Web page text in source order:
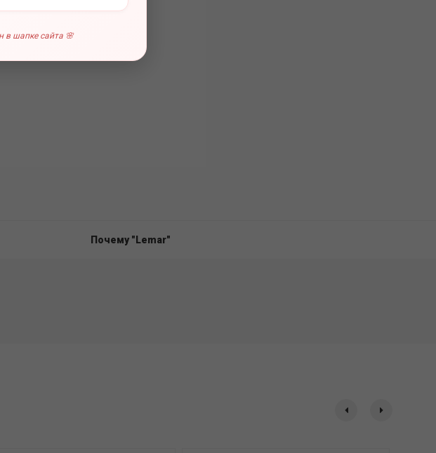
в шапке сайта 🌸
Почему "Lemar"